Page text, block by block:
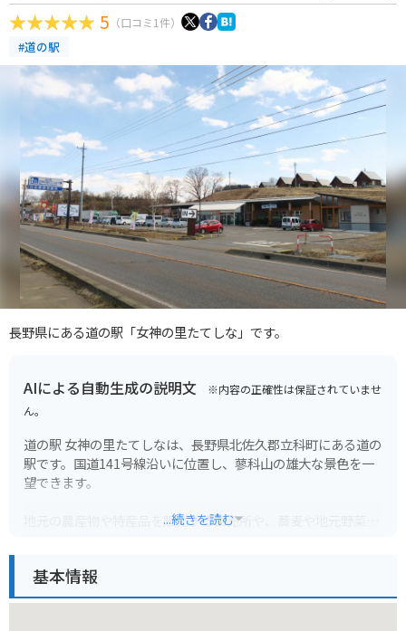
5 （口コミ1件）
#道の駅
長野県にある道の駅「女神の里たてしな」です。
AIによる自動生成の説明文 ※内容の正確性は保証されていませ
ん。
道の駅 女神の里たてしなは、長野県北佐久郡立科町にある道の
駅です。国道141号線沿いに位置し、蓼科山の雄大な景色を一
望できます。
地元の農産物や特産品を販売する直売所や、蕎麦や地元野菜を
れており、作りたての豆腐を購入できます。
...続きを読む
基本情報